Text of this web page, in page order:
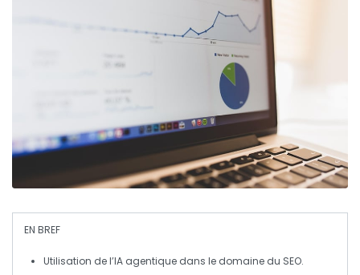
EN BREF
Utilisation del’IA agentique dans le domaine du SEO.